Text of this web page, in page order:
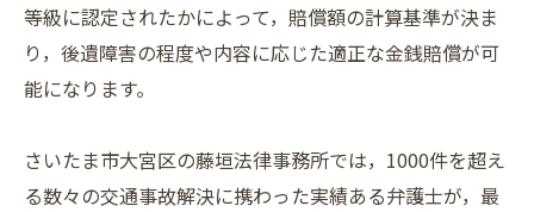
等級に認定されたかによって，賠償額の計算基準が決ま
り，後遺障害の程度や内容に応じた適正な金銭賠償が可
能になります。
さいたま市大宮区の藤垣法律事務所では，1000件を超え
る数々の交通事故解決に携わった実績ある弁護士が，最